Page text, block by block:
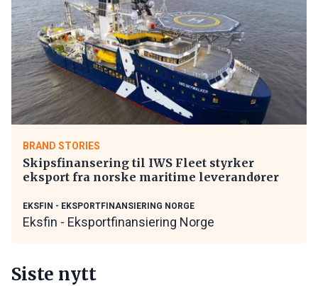
BRAND STORIES
Skipsfinansering til IWS Fleet styrker
eksport fra norske maritime leverandører
EKSFIN - EKSPORTFINANSIERING NORGE
Eksfin - Eksportfinansiering Norge
Siste nytt